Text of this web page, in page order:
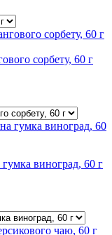
сорбету, 60 г
виноград, 60 г